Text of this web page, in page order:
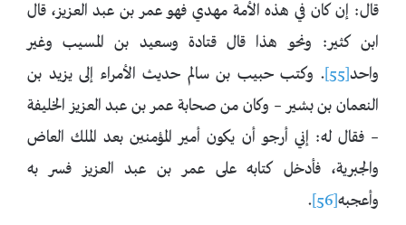
قال: إن كان في هذه الأمة مهدي فهو عمر بن عبد العزيز، قال
ابن كثير: ونحو هذا قال قتادة وسعيد بن المسيب وغير
واحد[55]
. وكتب حبيب بن سالم حديث الأمراء إلى يزيد بن
النعمان بن بشير – وكان من صحابة عمر بن عبد العزيز الخليفة
– فقال له: إني أرجو أن يكون أمير المؤمنين بعد الملك العاض
والجبرية، فأدخل كتابه على عمر بن عبد العزيز فسر به
وأعجبه[56]
.